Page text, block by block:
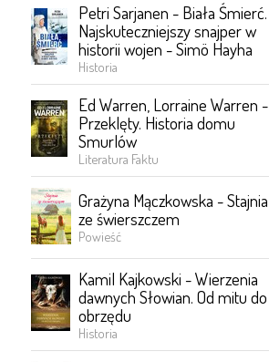
Petri Sarjanen - Biała Śmierć.
Najskuteczniejszy snajper w
historii wojen - Simö Hayha
Historia
Ed Warren, Lorraine Warren -
Przeklęty. Historia domu
Smurlów
Literatura Faktu
Grażyna Mączkowska - Stajnia
ze świerszczem
Powieść
Kamil Kajkowski - Wierzenia
dawnych Słowian. Od mitu do
obrzędu
Historia